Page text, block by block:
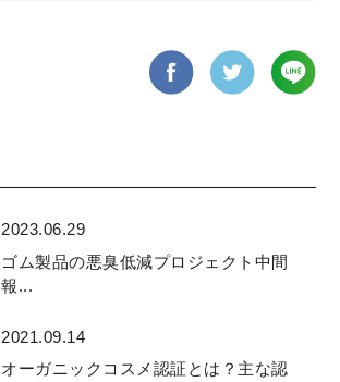
2023.06.29
ゴム製品の悪臭低減プロジェクト中間
報...
2021.09.14
オーガニックコスメ認証とは？主な認